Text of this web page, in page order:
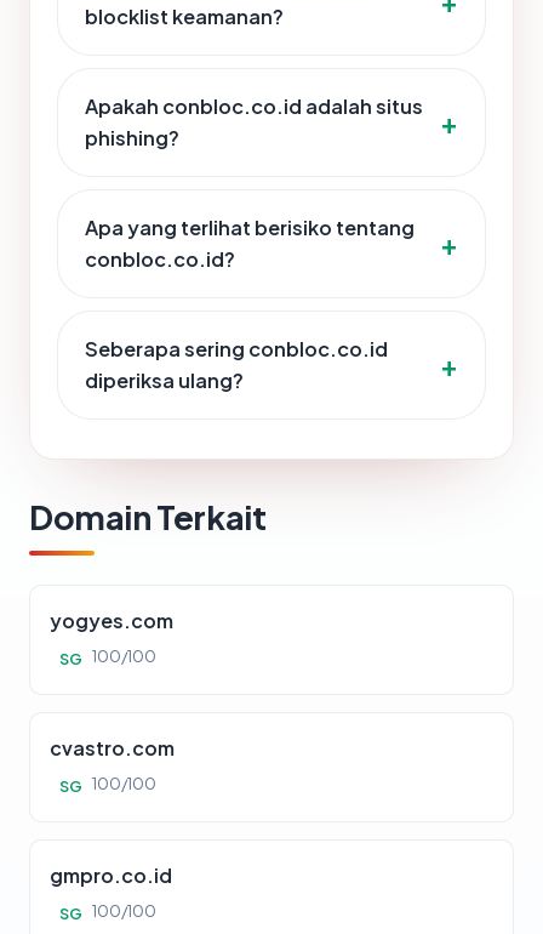
blocklist keamanan?
Apakah conbloc.co.id adalah situs
phishing?
Apa yang terlihat berisiko tentang
conbloc.co.id?
Seberapa sering conbloc.co.id
diperiksa ulang?
Domain Terkait
yogyes.com
SG 100/100
cvastro.com
SG 100/100
gmpro.co.id
SG 100/100